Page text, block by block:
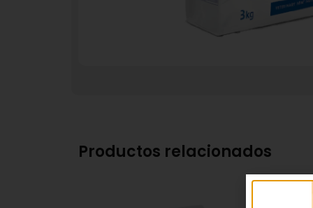
Productos relacionados